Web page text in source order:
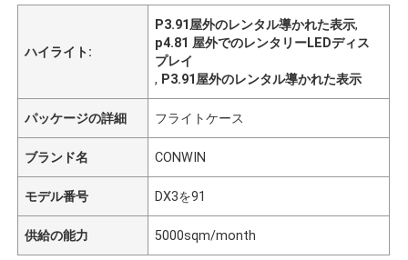
ハイライト:
P3.91屋外のレンタル導かれた表示,
p4.81 屋外でのレンタリーLEDディス
プレイ
, P3.91屋外のレンタル導かれた表示
パッケージの詳細 フライトケース
ブランド名 CONWIN
モデル番号 DX3を91
供給の能力 5000sqm/month